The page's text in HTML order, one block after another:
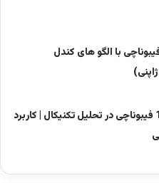
با الگو های کندل
آموزش 0 تا 100 فیبوناچی در تحلیل تکنیکال | کاربرد